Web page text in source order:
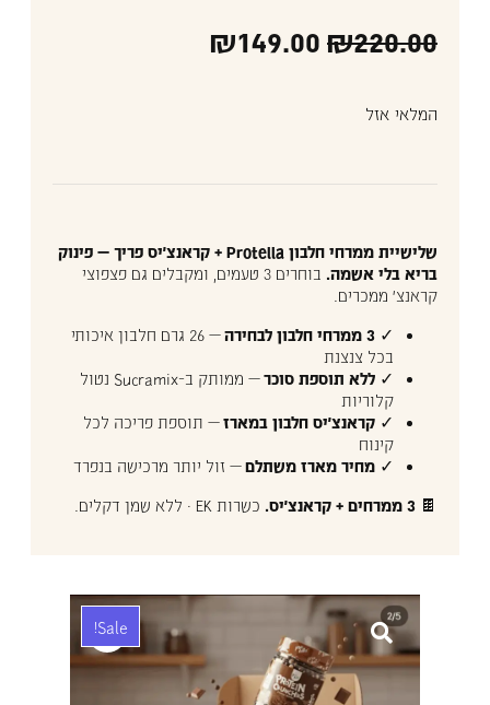
₪220.00
₪149.00
המלאי אזל
שלישיית ממרחי חלבון Protella + קראנצ'יס פריך — פינוק
בריא בלי אשמה.
בוחרים 3 טעמים, ומקבלים גם פצפוצי
קראנצ' ממכרים.
✓ 3 ממרחי חלבון לבחירה
— 26 גרם חלבון איכותי
בכל צנצנת
✓ ללא תוספת סוכר
— ממותק ב-Sucramix נטול
קלוריות
✓ קראנצ'יס חלבון במארז— תוספת פריכה לכל
קינוח
✓ מחיר מארז משתלם— זול יותר מרכישה בנפרד
🍫 3 ממרחים + קראנצ'יס. כשרות EK · ללא שמן דקלים.
Sale!